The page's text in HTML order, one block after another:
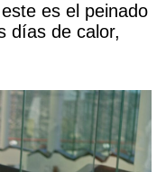
es el peinado
días de calor,